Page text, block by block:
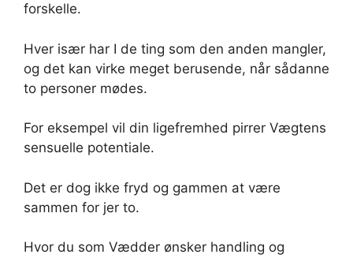
forskelle.
Hver især har I de ting som den anden mangler,
og det kan virke meget berusende, når sådanne
to personer mødes.
For eksempel vil din ligefremhed pirrer Vægtens
sensuelle potentiale.
Det er dog ikke fryd og gammen at være
sammen for jer to.
Hvor du som Vædder ønsker handling og